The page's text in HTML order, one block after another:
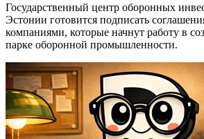
Государственный центр оборонных
Эстонии готовится подписать
компаниями, которые начнут работу в
парке оборонной промышленности.